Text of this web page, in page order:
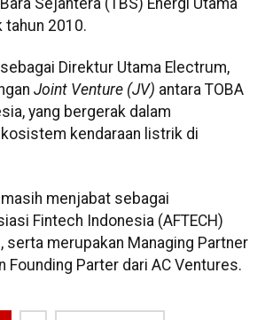
Sejahtera (TBS) Energi Utama
tahun 2010.
Direktur Utama Electrum,
Joint Venture (JV) antara TOBA
yang bergerak dalam
kendaraan listrik di
menjabat sebagai
Fintech Indonesia (AFTECH)
serta merupakan Managing Partner
Founding Parter dari AC Ventures.